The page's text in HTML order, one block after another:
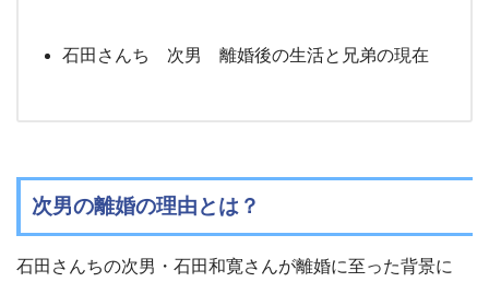
石田さんち 次男 離婚後の生活と兄弟の現在
次男の離婚の理由とは？
石田さんちの次男・石田和寛さんが離婚に至った背景に